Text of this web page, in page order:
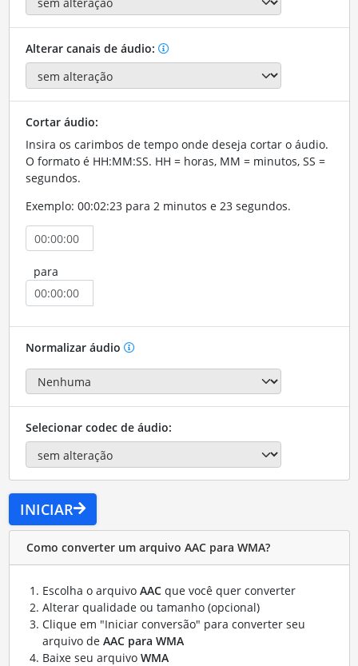
Alterar canais de áudio:
Cortar áudio:
Insira os carimbos de tempo onde deseja cortar o áudio.
O formato é HH:MM:SS. HH = horas, MM = minutos, SS =
segundos.
Exemplo: 00:02:23 para 2 minutos e 23 segundos.
para
Normalizar áudio
Selecionar codec de áudio:
INICIAR
Como converter um arquivo AAC para WMA?
Escolha o arquivo AACque você quer converter
Alterar qualidade ou tamanho (opcional)
Clique em "Iniciar conversão" para converter seu
arquivo de AAC para WMA
Baixe seu arquivo WMA